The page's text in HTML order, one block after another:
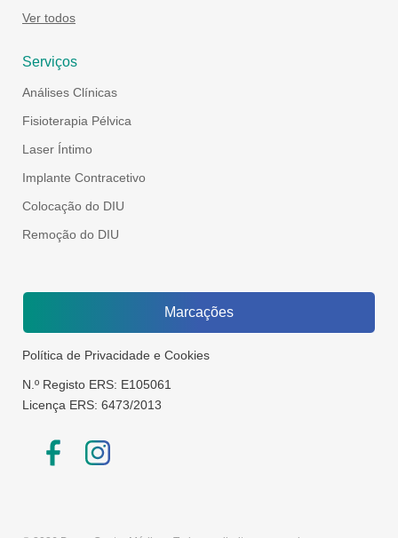
Ver todos
Serviços
Análises Clínicas
Fisioterapia Pélvica
Laser Íntimo
Implante Contracetivo
Colocação do DIU
Remoção do DIU
Marcações
Política de Privacidade e Cookies
N.º Registo ERS: E105061
Licença ERS: 6473/2013